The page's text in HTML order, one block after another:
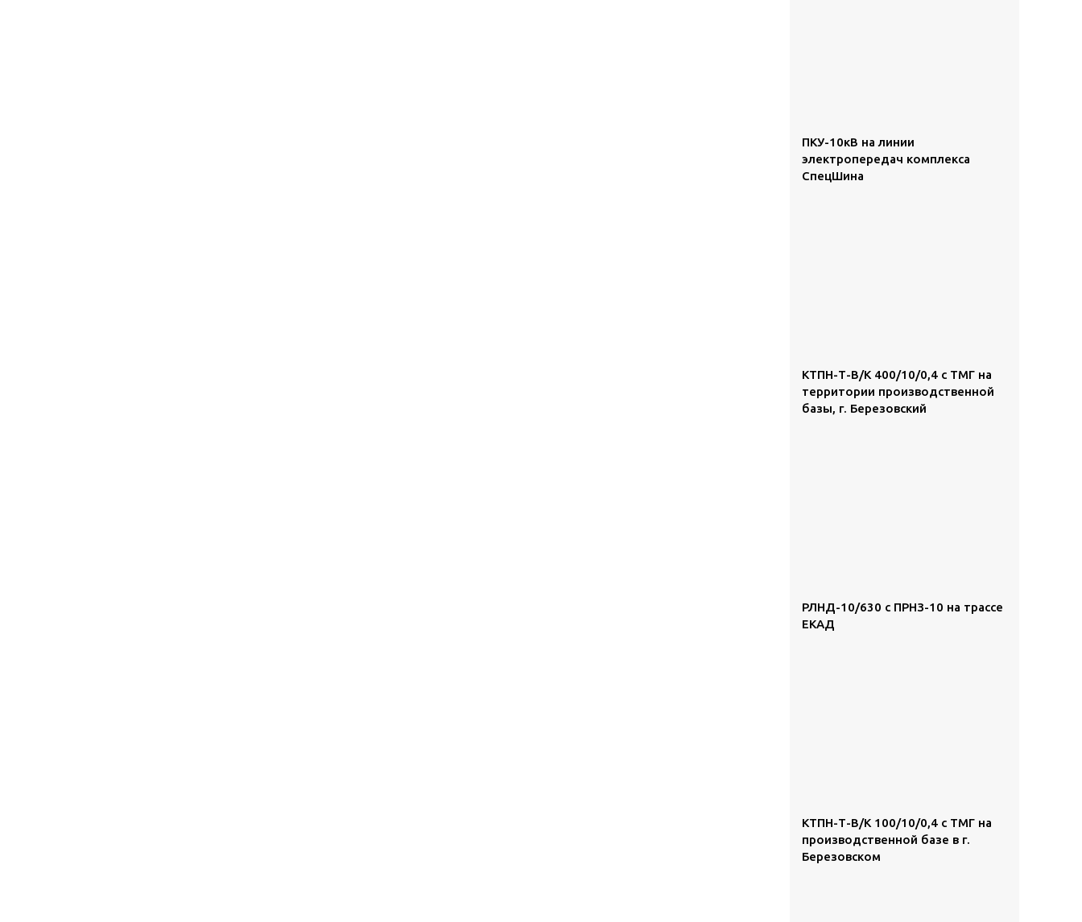
ПКУ-10кВ на линии
электропередач комплекса
СпецШина
КТПН-Т-В/К 400/10/0,4 с ТМГ на
территории производственной
базы, г. Березовский
РЛНД-10/630 с ПРНЗ-10 на трассе
ЕКАД
КТПН-Т-В/К 100/10/0,4 с ТМГ на
производственной базе в г.
Березовском